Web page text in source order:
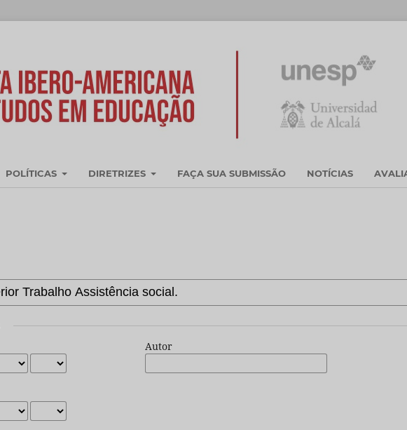
POLÍTICAS DIRETRIZES FAÇA SUA SUBMISSÃO NOTÍCIAS
Autor